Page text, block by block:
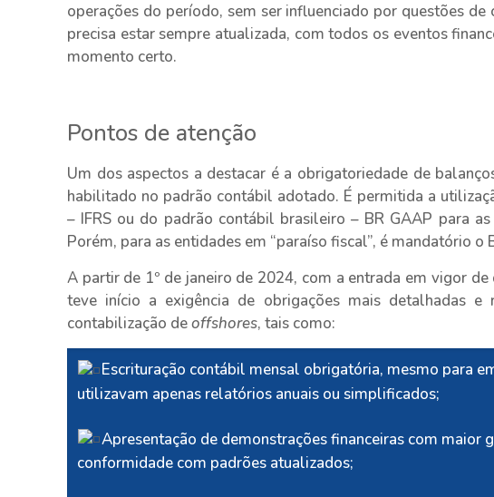
operações do período, sem ser influenciado por questões
precisa estar sempre atualizada, com todos os eventos
momento certo.
Pontos de atenção
Um dos aspectos a destacar é a obrigatoriedade de
habilitado no padrão contábil adotado. É permitida a
– IFRS ou do padrão contábil brasileiro – BR GAAP para
Porém, para as entidades em “paraíso fiscal”, é mandatório o
A partir de 1º de janeiro de 2024, com a entrada em vigor
teve início a exigência de obrigações mais detalhadas e
contabilização deoffshores, tais como:
Escrituração contábil mensal obrigatória, mesmo para
utilizavam apenas relatórios anuais ou simplificados;
Apresentação de demonstrações financeiras com maior
conformidade com padrões atualizados;